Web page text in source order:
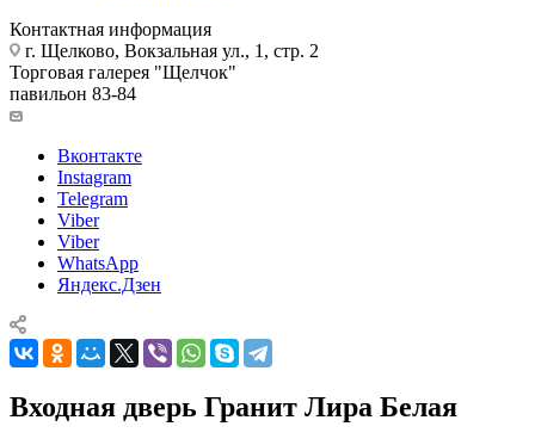
Контактная информация
г. Щелково, Вокзальная ул., 1, стр. 2
Торговая галерея "Щелчок"
павильон 83-84
Вконтакте
Instagram
Telegram
Viber
Viber
WhatsApp
Яндекс.Дзен
Входная дверь Гранит Лира Белая